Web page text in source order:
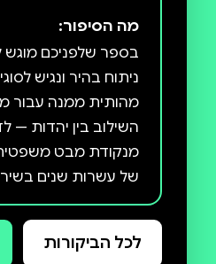
מה הסיפור:
בספר שלפניכם
ניתוח בהיר ונגיש
מהותית ממנה עבור
השילוב בין יהדות —
מנקודת מבט משפטית
של עשרות שנים
ובבית המשפט
המשפט העליון
ברק על המתח ועל
לכל הביקורות